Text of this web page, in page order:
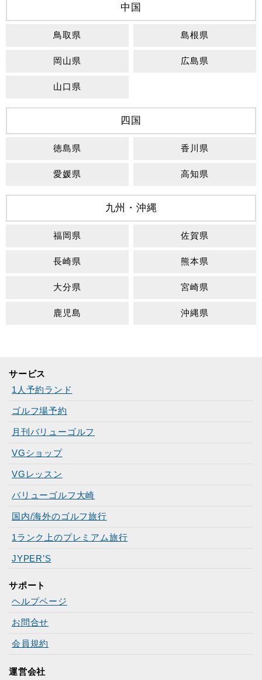
中国
鳥取県 島根県
岡山県 広島県
山口県
四国
徳島県 香川県
愛媛県 高知県
九州・沖縄
福岡県 佐賀県
長崎県 熊本県
大分県 宮崎県
鹿児島 沖縄県
サービス
1人予約ランド
ゴルフ場予約
月刊バリューゴルフ
VGショップ
VGレッスン
バリューゴルフ大崎
国内/海外のゴルフ旅行
1ランク上のプレミアム旅行
JYPER’S
サポート
ヘルプページ
お問合せ
会員規約
運営会社